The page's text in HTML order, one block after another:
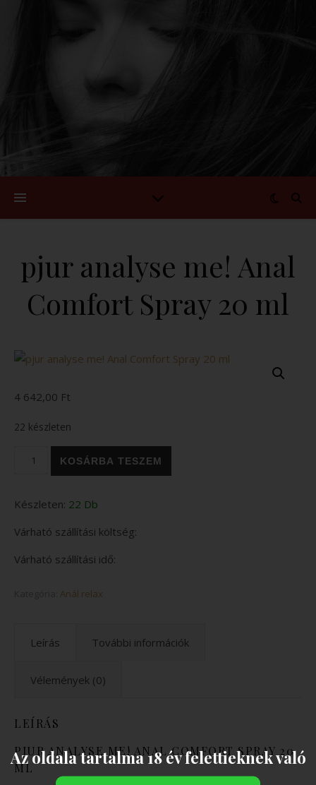
pjur analyse me! Anal
Comfort Spray 20 ml
4 642,00 Ft
22 készleten
pjur analyse me! Anal Comfort Spray 20 ml mennyiség
KOSÁRBA TESZEM
Készleten: 22 Db
Várható szállítási költség:
Várható szállítási idő:
Anál relax
Leírás További információk
Vélemények (0)
LEÍRÁS
PJUR ANALYSE ME! ANAL COMFORT SPRAY 20
ML
Az oldala tartalma 18 év felettieknek való